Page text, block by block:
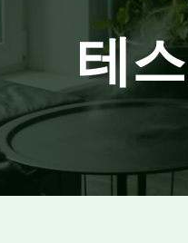
테